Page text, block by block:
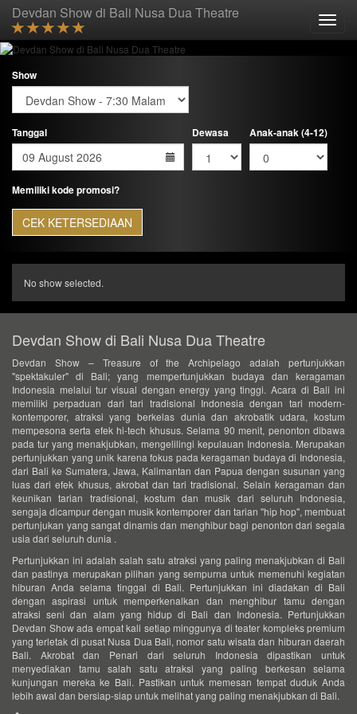
Toggle
Devdan Show di Bali Nusa Dua Theatre
Show
Tanggal Dewasa Anak-anak (4-12)
Memiliki kode promosi?
CEK KETERSEDIAAN
No show selected.
Devdan Show di Bali Nusa Dua Theatre
Devdan Show – Treasure of the Archipelago adalah pertunjukkan
"spektakuler" di Bali; yang mempertunjukkan budaya dan keragaman
Indonesia melalui tur visual dengan energy yang tinggi. Acara di Bali ini
memiliki perpaduan dari tari tradisional Indonesia dengan tari modern-
kontemporer, atraksi yang berkelas dunia dan akrobatik udara, kostum
mempesona serta efek hi-tech khusus. Selama 90 menit, penonton dibawa
pada tur yang menakjubkan, mengelilingi kepulauan Indonesia. Merupakan
pertunjukkan yang unik karena fokus pada keragaman budaya di Indonesia,
dari Bali ke Sumatera, Jawa, Kalimantan dan Papua dengan susunan yang
luas dari efek khusus, akrobat dan tari tradisional. Selain keragaman dan
keunikan tarian tradisional, kostum dan musik dari seluruh Indonesia,
sengaja dicampur dengan musik kontemporer dan tarian "hip hop", membuat
pertunjukan yang sangat dinamis dan menghibur bagi penonton dari segala
usia dari seluruh dunia .
Pertunjukkan ini adalah salah satu atraksi yang paling menakjubkan di Bali
dan pastinya merupakan pilihan yang sempurna untuk memenuhi kegiatan
hiburan Anda selama tinggal di Bali. Pertunjukkan ini diadakan di Bali
dengan aspirasi untuk memperkenalkan dan menghibur tamu dengan
atraksi seni dan alam yang hidup di Bali dan Indonesia. Pertunjukkan
Devdan Show ada empat kali setiap minggunya di teater kompleks premium
yang terletak di pusat Nusa Dua Bali, nomor satu wisata dan hiburan daerah
Bali. Akrobat dan Penari dari seluruh Indonesia dipastikan untuk
menyediakan tamu salah satu atraksi yang paling berkesan selama
kunjungan mereka ke Bali. Pastikan untuk memesan tempat duduk Anda
lebih awal dan bersiap-siap untuk melihat yang paling menakjubkan di Bali.